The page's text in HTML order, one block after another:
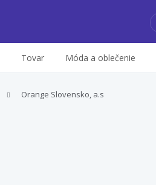
Tovar Móda a oblečenie
Orange Slovensko, a.s